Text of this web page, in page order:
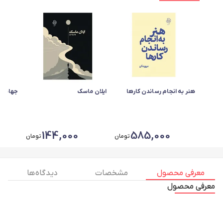
هنر به انجام رساندن کارها
585,000تومان
ایلان ماسک
144,000تومان
معرفی محصول مشخصات
دیدگاه ها
معرفی محصول